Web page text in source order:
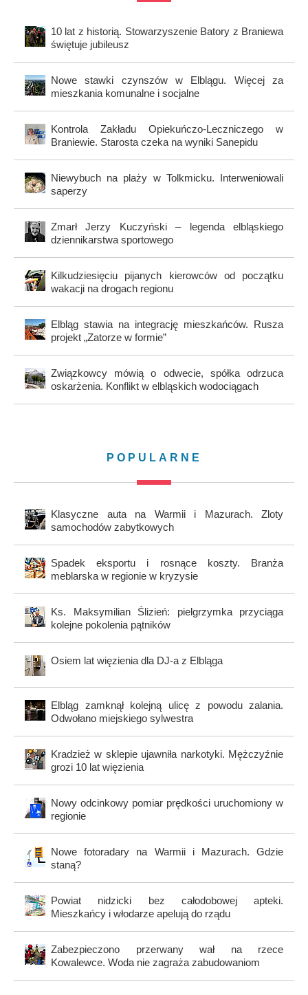
10 lat z historią. Stowarzyszenie Batory z Braniewa
świętuje jubileusz
Nowe stawki czynszów w Elblągu. Więcej za
mieszkania komunalne i socjalne
Kontrola Zakładu Opiekuńczo-Leczniczego w
Braniewie. Starosta czeka na wyniki Sanepidu
Niewybuch na plaży w Tolkmicku. Interweniowali
saperzy
Zmarł Jerzy Kuczyński – legenda elbląskiego
dziennikarstwa sportowego
Kilkudziesięciu pijanych kierowców od początku
wakacji na drogach regionu
Elbląg stawia na integrację mieszkańców. Rusza
projekt „Zatorze w formie”
Związkowcy mówią o odwecie, spółka odrzuca
oskarżenia. Konflikt w elbląskich wodociągach
POPULARNE
Klasyczne auta na Warmii i Mazurach. Zloty
samochodów zabytkowych
Spadek eksportu i rosnące koszty. Branża
meblarska w regionie w kryzysie
Ks. Maksymilian Ślizień: pielgrzymka przyciąga
kolejne pokolenia pątników
Osiem lat więzienia dla DJ-a z Elbląga
Elbląg zamknął kolejną ulicę z powodu zalania.
Odwołano miejskiego sylwestra
Kradzież w sklepie ujawniła narkotyki. Mężczyźnie
grozi 10 lat więzienia
Nowy odcinkowy pomiar prędkości uruchomiony w
regionie
Nowe fotoradary na Warmii i Mazurach. Gdzie
staną?
Powiat nidzicki bez całodobowej apteki.
Mieszkańcy i włodarze apelują do rządu
Zabezpieczono przerwany wał na rzece
Kowalewce. Woda nie zagraża zabudowaniom